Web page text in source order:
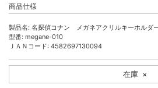
商品仕様
製品名: 名探偵コナン メガネアクリルキーホル
型番: megane-010
ＪＡＮコード: 4582697130094
在庫 ×